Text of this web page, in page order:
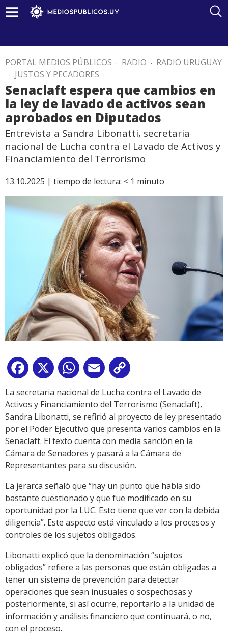
PORTAL MEDIOS PÚBLICOS . RADIO . RADIO URUGUAY
. JUSTOS Y PECADORES .
Senaclaft espera que cambios en
la ley de lavado de activos sean
aprobados en Diputados
Entrevista a Sandra Libonatti, secretaria
nacional de Lucha contra el Lavado de Activos y
Financiamiento del Terrorismo
13.10.2025 | tiempo de lectura: < 1 minuto
Facebook
X WhatsApp
Email
Link
La secretaria nacional de Lucha contra el Lavado de
Activos y Financiamiento del Terrorismo (Senaclaft),
Sandra Libonatti, se refirió al proyecto de ley presentado
por el Poder Ejecutivo que presenta varios cambios en la
Senaclaft. El texto cuenta con media sanción en la
Cámara de Senadores y pasará a la Cámara de
Representantes para su discusión.
La jerarca señaló que “hay un punto que había sido
bastante cuestionado y que fue modificado en su
oportunidad por la LUC. Esto tiene que ver con la debida
diligencia”. Este aspecto está vinculado a los procesos y
controles de los sujetos obligados.
Libonatti explicó que la denominación “sujetos
obligados” refiere a las personas que están obligadas a
tener un sistema de prevención para detectar
operaciones que sean inusuales o sospechosas y
posteriormente, si así ocurre, reportarlo a la unidad de
información y análisis financiero que continuará, o no,
con el proceso.